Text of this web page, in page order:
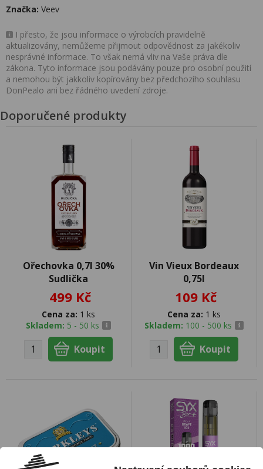
Značka: Veev
I přesto, že jsou informace o výrobcích pravidelně
aktualizovány, nemůžeme přijmout odpovědnost za jakékoliv
nesprávné informace. To však nemá vliv na Vaše práva dle
zákona. Tyto informace jsou podávány pouze pro osobní použití
a nemohou být jakkoliv kopírovány bez předchozího souhlasu
DonPealo ani bez řádného uvedení zdroje.
Doporučené produkty
Ořechovka 0,7l 30%
Sudlička
499 Kč
Cena za: 1 ks
Skladem: 5 - 50 ks
Vin Vieux Bordeaux
0,75l
109 Kč
Cena za: 1 ks
Skladem: 100 - 500 ks